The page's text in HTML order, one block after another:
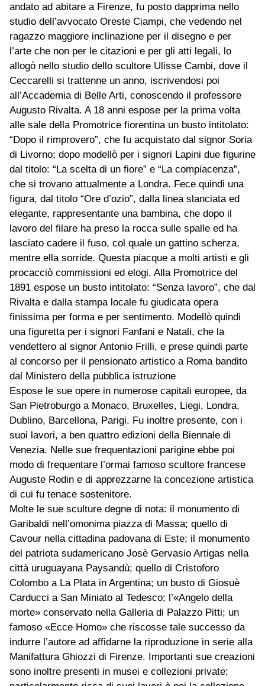
andato ad abitare a Firenze, fu posto dapprima nello
studio dell’avvocato Oreste Ciampi, che vedendo nel
ragazzo maggiore inclinazione per il disegno e per
l’arte che non per le citazioni e per gli atti legali, lo
allogò nello studio dello scultore Ulisse Cambi, dove il
Ceccarelli si trattenne un anno, iscrivendosi poi
all’Accademia di Belle Arti, conoscendo il professore
Augusto Rivalta. A 18 anni espose per la prima volta
alle sale della Promotrice fiorentina un busto intitolato:
“Dopo il rimprovero”, che fu acquistato dal signor Soria
di Livorno; dopo modellò per i signori Lapini due figurine
dal titolo: “La scelta di un fiore” e “La compiacenza”,
che si trovano attualmente a Londra. Fece quindi una
figura, dal titolo “Ore d’ozio”, dalla linea slanciata ed
elegante, rappresentante una bambina, che dopo il
lavoro del filare ha preso la rocca sulle spalle ed ha
lasciato cadere il fuso, col quale un gattino scherza,
mentre ella sorride. Questa piacque a molti artisti e gli
procacciò commissioni ed elogi. Alla Promotrice del
1891 espose un busto intitolato: “Senza lavoro”, che dal
Rivalta e dalla stampa locale fu giudicata opera
finissima per forma e per sentimento. Modellò quindi
una figuretta per i signori Fanfani e Natali, che la
vendettero al signor Antonio Frilli, e prese quindi parte
al concorso per il pensionato artistico a Roma bandito
dal Ministero della pubblica istruzione
Espose le sue opere in numerose capitali europee, da
San Pietroburgo a Monaco, Bruxelles, Liegi, Londra,
Dublino, Barcellona, Parigi. Fu inoltre presente, con i
suoi lavori, a ben quattro edizioni della Biennale di
Venezia. Nelle sue frequentazioni parigine ebbe poi
modo di frequentare l’ormai famoso scultore francese
Auguste Rodin e di apprezzarne la concezione artistica
di cui fu tenace sostenitore.
Molte le sue sculture degne di nota: il monumento di
Garibaldi nell’omonima piazza di Massa; quello di
Cavour nella cittadina padovana di Este; il monumento
del patriota sudamericano Josè Gervasio Artigas nella
città uruguayana Paysandù; quello di Cristoforo
Colombo a La Plata in Argentina; un busto di Giosuè
Carducci a San Miniato al Tedesco; l’«Angelo della
morte» conservato nella Galleria di Palazzo Pitti; un
famoso «Ecce Homo» che riscosse tale successo da
indurre l’autore ad affidarne la riproduzione in serie alla
Manifattura Ghiozzi di Firenze. Importanti sue creazioni
sono inoltre presenti in musei e collezioni private;